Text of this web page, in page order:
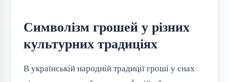
Символізм грошей у різних
культурних традиціях
В українській народній традиції гроші у снах